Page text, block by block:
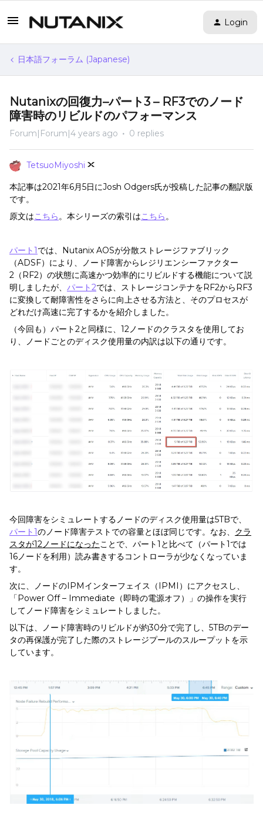
Login
日本語フォーラム (Japanese)
Nutanixの回復力–パート3 – RF3でのノード
障害時のリビルドのパフォーマンス
Forum|Forum|4 years ago 0 replies
TetsuoMiyoshi
本記事は2021年6月5日にJosh Odgers氏が投稿した記事の翻訳版
です。
原文はこちら。本シリーズの索引はこちら。
パート1では、Nutanix AOSが分散ストレージファブリック
（ADSF）により、ノード障害からレジリエンシーファクター
2（RF2）の状態に高速かつ効率的にリビルドする機能について説
明しましたが、 パート2では、ストレージコンテナをRF2からRF3
に変換して耐障害性をさらに向上させる方法と、そのプロセスが
どれだけ高速に完了するかを紹介しました。
（今回も）パート2と同様に、12ノードのクラスタを使用してお
り、ノードごとのディスク使用量の内訳は以下の通りです。
今回障害をシミュレートするノードのディスク使用量は5TBで、
パート1のノード障害テストでの容量とほぼ同じです。なお、 クラ
スタが12ノードになったことで、パート1と比べて（パート1では
16ノードを利用）読み書きするコントローラが少なくなっていま
す。
次に、ノードのIPMインターフェイス（IPMI）にアクセスし、
「Power Off – Immediate（即時の電源オフ）」の操作を実行
してノード障害をシミュレートしました。
以下は、ノード障害時のリビルドが約30分で完了し、5TBのデー
タの再保護が完了した際のストレージプールのスループットを示
しています。